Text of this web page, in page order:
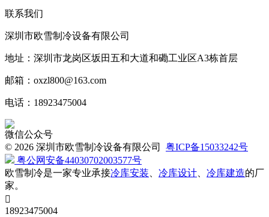
联系我们
深圳市欧雪制冷设备有限公司
地址：深圳市龙岗区坂田五和大道和磡工业区A3栋首层
邮箱：oxzl800@163.com
电话：18923475004
微信公众号
© 2026 深圳市欧雪制冷设备有限公司 粤ICP备15033242号
粤公网安备44030702003577号
欧雪制冷是一家专业承接冷库安装 冷库设计 冷库建造的厂
家。

18923475004